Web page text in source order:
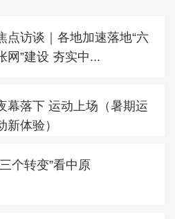
点访谈｜各地加速落地“六
网”建设 夯实中...
幕落下 运动上场（暑期运
新体验）
个转变”看中原